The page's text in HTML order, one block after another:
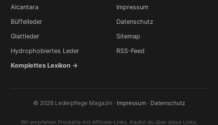
Alcantara
Büffelleder
Glattleder
Hydrophobiertes Leder
Komplettes Lexikon →
Impressum
Datenschutz
Sitemap
RSS-Feed
© 2026 Lederpflege Magazin · Impressum · Datenschutz
Wir empfehlen Produkte mit Affiliate-Links. Kaufst du über diese Links,